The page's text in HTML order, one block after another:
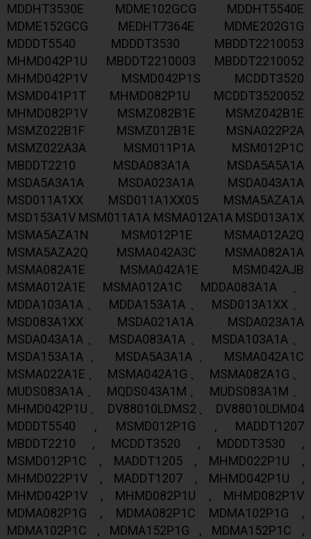
MDDHT3530E MDME102GCG MDDHT5540E
MDME152GCG MEDHT7364E MDME202G1G
MDDDT5540 MDDDT3530 MBDDT2210053
MHMD042P1U MBDDT2210003 MBDDT2210052
MHMD042P1V MSMD042P1S MCDDT3520
MSMD041P1T MHMD082P1U MCDDT3520052
MHMD082P1V MSMZ082B1E MSMZ042B1E
MSMZ022B1F MSMZ012B1E MSNA022P2A
MSMZ022A3A MSM011P1A MSM012P1C
MBDDT2210 MSDA083A1A MSDA5A5A1A
MSDA5A3A1A MSDA023A1A MSDA043A1A
MSD011A1XX MSD011A1XX05 MSMA5AZA1A
MSD153A1V MSM011A1A MSMA012A1A MSD013A1X
MSMA5AZA1N MSM012P1E MSMA012A2Q
MSMA5AZA2Q MSMA042A3C MSMA082A1A
MSMA082A1E MSMA042A1E MSM042AJB
MSMA012A1E MSMA012A1C MDDA083A1A、
MDDA103A1A、 MDDA153A1A、 MSD013A1XX、
MSD083A1XX MSDA021A1A MSDA023A1A
MSDA043A1A、 MSDA083A1A、 MSDA103A1A、
MSDA153A1A、 MSDA5A3A1A、 MSMA042A1C
MSMA022A1E、 MSMA042A1G、 MSMA082A1G、
MUDS083A1A、 MQDS043A1M、 MUDS083A1M、
MHMD042P1U、 DV88010LDMS2、 DV88010LDM04
MDDDT5540 , MSMD012P1G , MADDT1207
MBDDT2210 , MCDDT3520 , MDDDT3530 ,
MSMD012P1C , MADDT1205 , MHMD022P1U ,
MHMD022P1V , MADDT1207 , MHMD042P1U ,
MHMD042P1V , MHMD082P1U , MHMD082P1V
MDMA082P1G , MDMA082P1C MDMA102P1G ,
MDMA102P1C , MDMA152P1G , MDMA152P1C ,